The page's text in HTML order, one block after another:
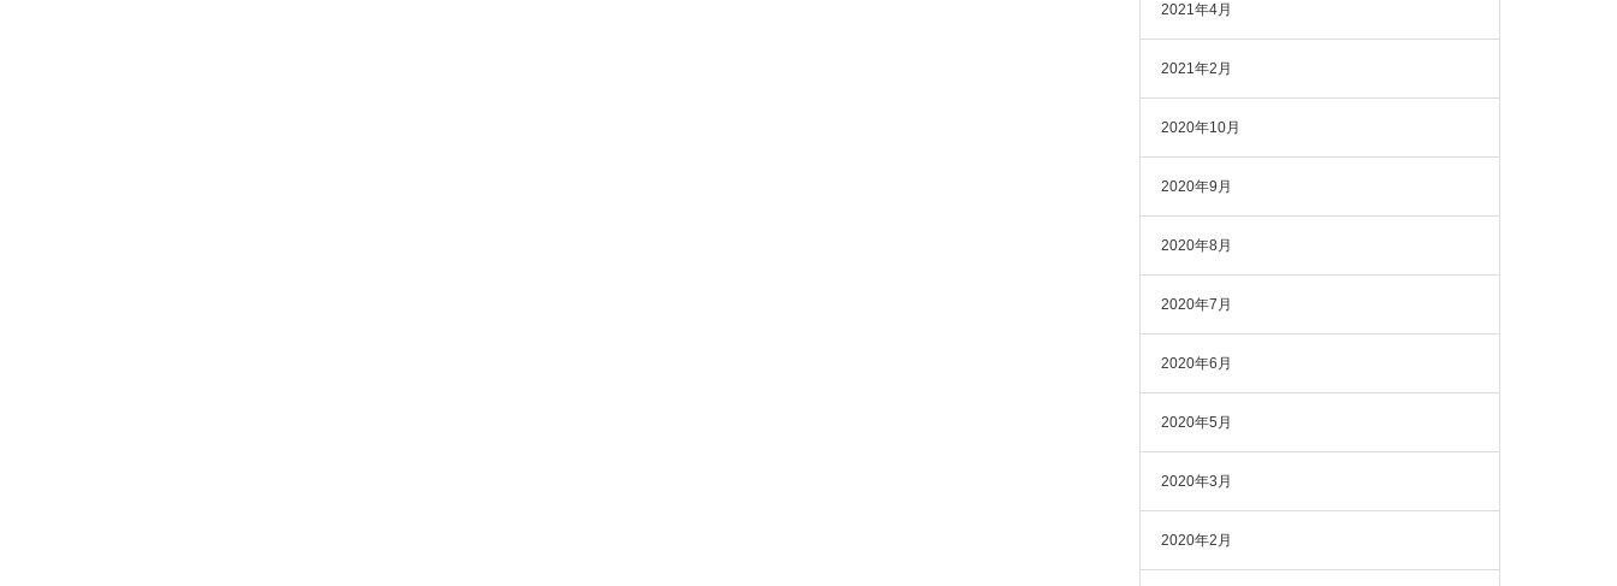
2021年4月
2021年2月
2020年10月
2020年9月
2020年8月
2020年7月
2020年6月
2020年5月
2020年3月
2020年2月